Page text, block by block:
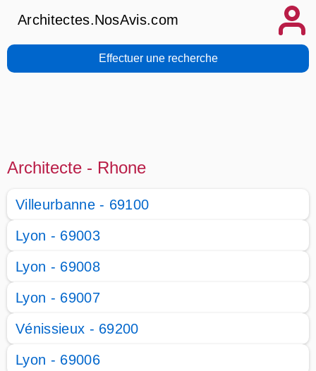
Architectes.NosAvis.com
Effectuer une recherche
Architecte - Rhone
Villeurbanne - 69100
Lyon - 69003
Lyon - 69008
Lyon - 69007
Vénissieux - 69200
Lyon - 69006